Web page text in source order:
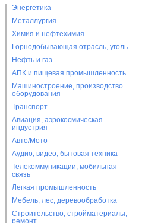
Энергетика
Металлургия
Химия и нефтехимия
Горнодобывающая отрасль, уголь
Нефть и газ
АПК и пищевая промышленность
Машиностроение, производство
оборудования
Транспорт
Авиация, аэрокосмическая
индустрия
Авто/Мото
Аудио, видео, бытовая техника
Телекоммуникации, мобильная
связь
Легкая промышленность
Мебель, лес, деревообработка
Строительство, стройматериалы,
ремонт